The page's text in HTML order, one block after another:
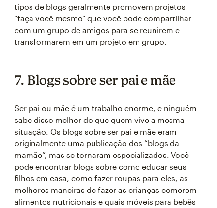
tipos de blogs geralmente promovem projetos
"faça você mesmo" que você pode compartilhar
com um grupo de amigos para se reunirem e
transformarem em um projeto em grupo.
7. Blogs sobre ser pai e mãe
Ser pai ou mãe é um trabalho enorme, e ninguém
sabe disso melhor do que quem vive a mesma
situação. Os blogs sobre ser pai e mãe eram
originalmente uma publicação dos “blogs da
mamãe”, mas se tornaram especializados. Você
pode encontrar blogs sobre como educar seus
filhos em casa, como fazer roupas para eles, as
melhores maneiras de fazer as crianças comerem
alimentos nutricionais e quais móveis para bebês